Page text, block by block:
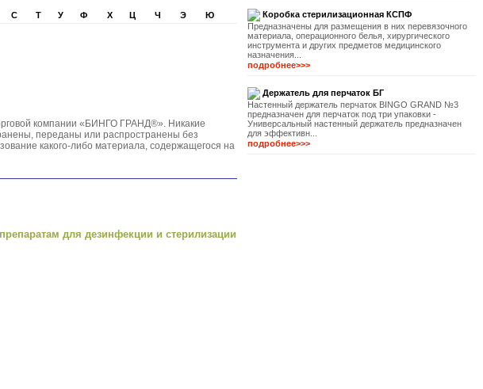
С Т У Ф Х Ц Ч Э Ю
компании «БИНГО ГРАНД®». Никакие
переданы или распространены без
какого-либо материала, содержащегося на
для дезинфекции и стерилизации
Коробка стерилизационная КСПФ
Предназначены для размещения в них перевязочного
материала, операционного белья, хирургического
инструмента и других предметов медицинского
назначения...
подробнее>>>
Держатель для перчаток БГ
Настенный держатель перчаток BINGO GRAND №3
предназначен для перчаток под три упаковки -
Универсальный настенный держатель предназначен
для эффективн...
подробнее>>>